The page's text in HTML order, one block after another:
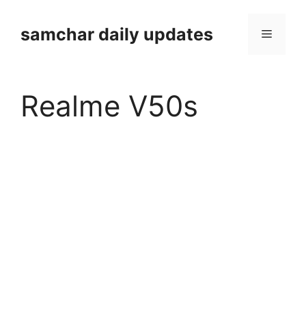
contentsamchar daily updates Menu
Realme V50s